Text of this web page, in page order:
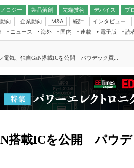
ロジー 製品解剖
先端技術
ー
デバイス
ログ
コン
プ
向
企業動向 M&A 統計 インタビュー
フィジカルAI
半導体後工程
読者調査（EE Times
カーボンニュートラル
電源設計（EDN Japan）
ニュース 海外 国内
連載
バイス通信
ナノフォーカス
業界スコープ
エレ・組み込みプレイバ
電子版
子ブックレット
読
電気、独自GaN搭載ICを公開 パウデック買...
搭載ICを公開 パウ